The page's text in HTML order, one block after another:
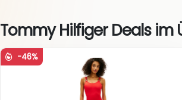
Tommy Hilfiger Deals im
-46%